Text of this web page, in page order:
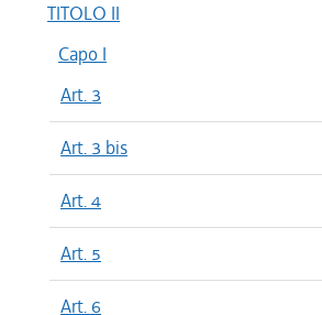
TITOLO II
Capo I
Art. 3
Art. 3 bis
Art. 4
Art. 5
Art. 6